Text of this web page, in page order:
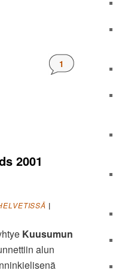
Kommentteja:
1
2001
|
Kuusumun
alun